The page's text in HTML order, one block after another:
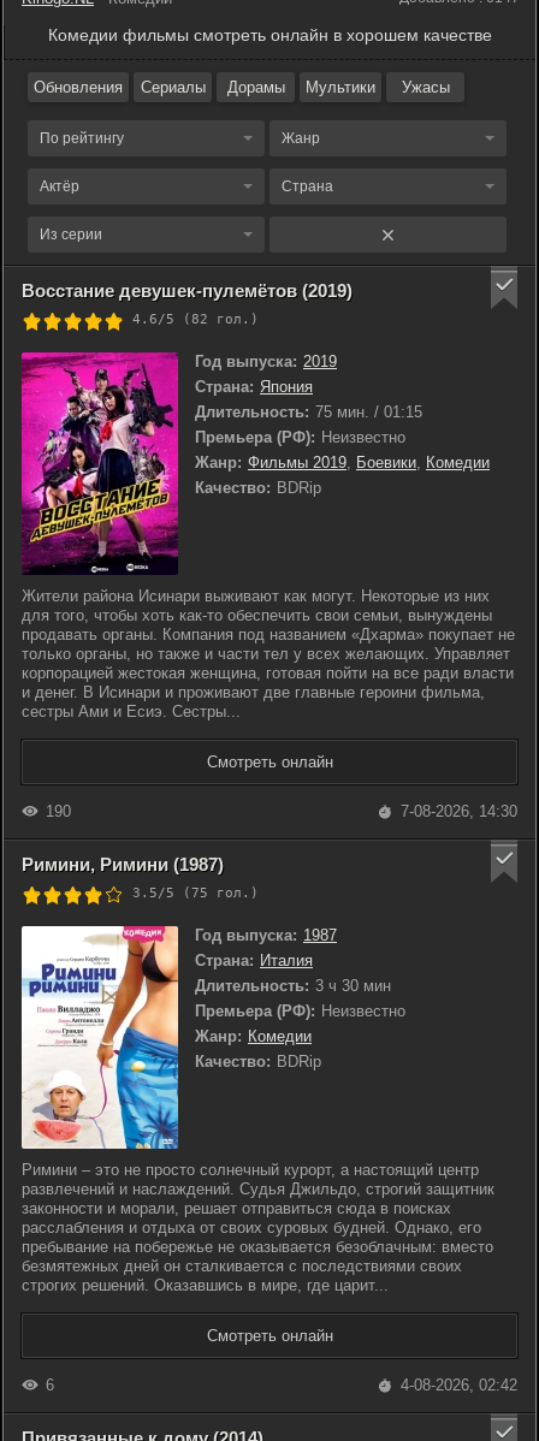
Комедии фильмы смотреть онлайн в хорошем качестве
Обновления Сериалы Дорамы Мультики Ужасы
По рейтингу Жанр
Актёр Страна
Из серии
Восстание девушек-пулемётов (2019)
4.6/5 (82 гол.)
Год выпуска: 2019
Страна: Япония
Длительность: 75 мин. / 01:15
Премьера (РФ): Неизвестно
Жанр: Фильмы 2019, Боевики, Комедии
Качество: BDRip
Жители района Исинари выживают как могут. Некоторые из них
для того, чтобы хоть как-то обеспечить свои семьи, вынуждены
продавать органы. Компания под названием «Дхарма» покупает не
только органы, но также и части тел у всех желающих. Управляет
корпорацией жестокая женщина, готовая пойти на все ради власти
и денег. В Исинари и проживают две главные героини фильма,
сестры Ами и Есиэ. Сестры...
Смотреть онлайн
190 7-08-2026, 14:30
Римини, Римини (1987)
3.5/5 (75 гол.)
Год выпуска: 1987
Страна: Италия
Длительность: 3 ч 30 мин
Премьера (РФ): Неизвестно
Жанр: Комедии
Качество: BDRip
Римини – это не просто солнечный курорт, а настоящий центр
развлечений и наслаждений. Судья Джильдо, строгий защитник
законности и морали, решает отправиться сюда в поисках
расслабления и отдыха от своих суровых будней. Однако, его
пребывание на побережье не оказывается безоблачным: вместо
безмятежных дней он сталкивается с последствиями своих
строгих решений. Оказавшись в мире, где царит...
Смотреть онлайн
6 4-08-2026, 02:42